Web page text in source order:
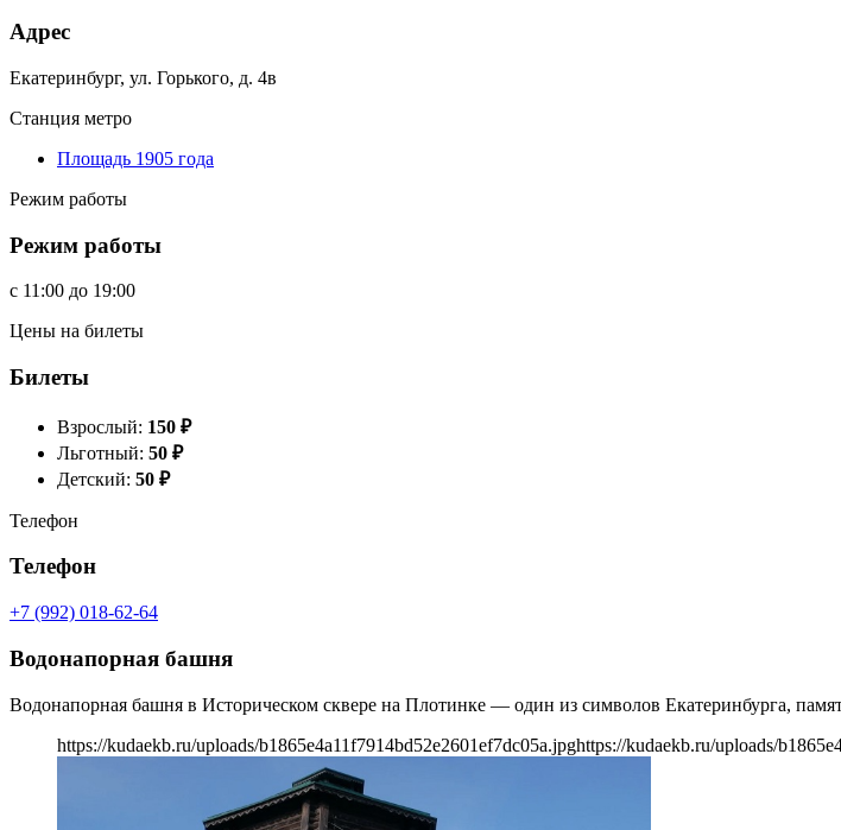
Адрес
Екатеринбург, ул. Горького, д. 4в
Станция метро
Площадь 1905 года
Режим работы
Режим работы
c 11:00 до 19:00
Цены на билеты
Билеты
Взрослый: 150 ₽
Льготный: 50 ₽
Детский: 50 ₽
Телефон
Телефон
+7 (992) 018-62-64
Водонапорная башня
Водонапорная башня в Историческом сквере на Плотинке — один из символов Екатеринбурга,
https://kudaekb.ru/uploads/b1865e4a11f7914bd52e2601ef7dc05a.jpghttps://kudaekb.ru/uploads/